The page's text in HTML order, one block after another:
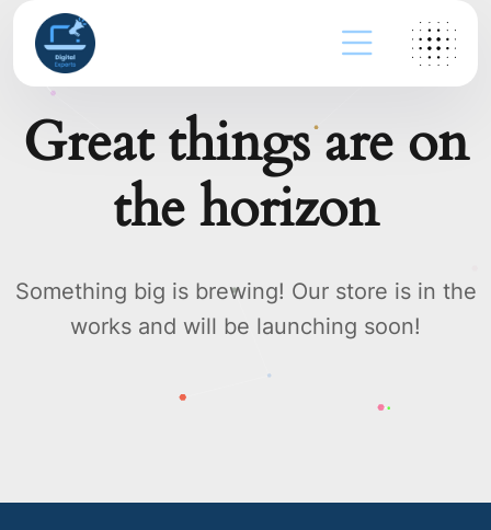
Great things are on
the horizon
Something big is brewing! Our store is in the
works and will be launching soon!